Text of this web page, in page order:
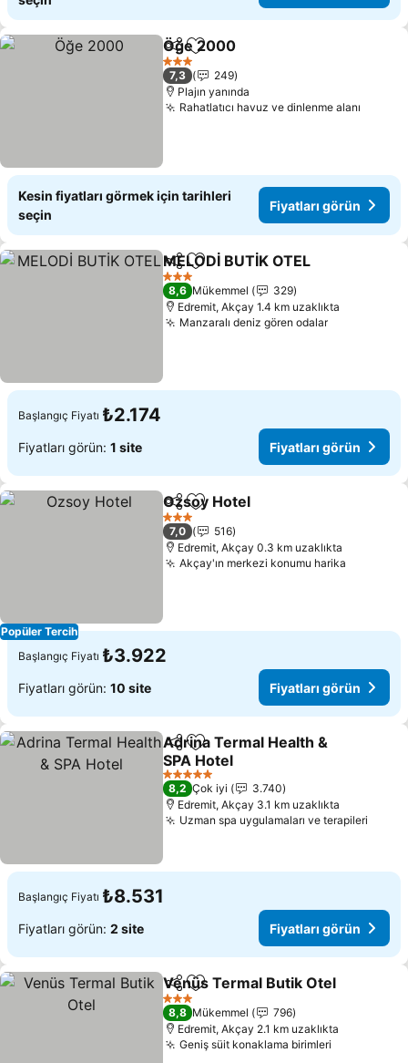
PaylaşFavorilerime ekle
Öğe 2000
3 Yıldız
7,3
249
Plajın yanında
Rahatlatıcı havuz ve dinlenme alanı
Kesin fiyatları görmek için tarihleri
seçin
Fiyatları görün
PaylaşFavorilerime ekle
MELODİ BUTİK OTEL
3 Yıldız
8,6 Mükemmel
329
Edremit, Akçay 1.4 km uzaklıkta
Manzaralı deniz gören odalar
Başlangıç Fiyatı ₺2.174
Fiyatları görün: 1 site Fiyatları görün
Popüler Tercih
PaylaşFavorilerime ekle
Ozsoy Hotel
3 Yıldız
7,0
516
Edremit, Akçay 0.3 km uzaklıkta
Akçay'ın merkezi konumu harika
Başlangıç Fiyatı ₺3.922
Fiyatları görün: 10 site Fiyatları görün
PaylaşFavorilerime ekle
Adrina Termal Health &
SPA Hotel
5 Yıldız
8,2 Çok iyi
3.740
Edremit, Akçay 3.1 km uzaklıkta
Uzman spa uygulamaları ve terapileri
Başlangıç Fiyatı ₺8.531
Fiyatları görün: 2 site Fiyatları görün
PaylaşFavorilerime ekle
Venüs Termal Butik Otel
3 Yıldız
8,8 Mükemmel
796
Edremit, Akçay 2.1 km uzaklıkta
Geniş süit konaklama birimleri